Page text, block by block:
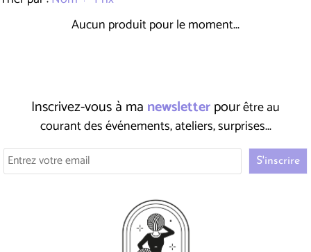
Aucun produit pour le moment...
Inscrivez-vous à ma newsletterpourêtre au
courant des événements, ateliers, surprises...